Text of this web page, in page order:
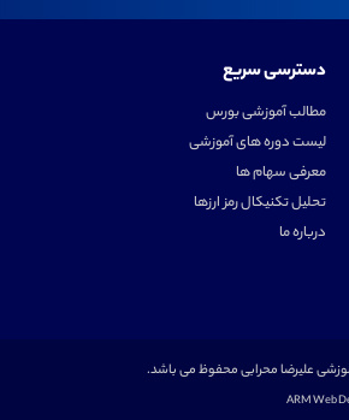
دسترسی سریع
مطالب آموزشی بورس
لیست دوره های آموزشی
معرفی سهام ها
تحلیل تکنیکال رمز ارزها
درباره ما
علیرضا محرابی محفوظ می باشد.
ARM Web